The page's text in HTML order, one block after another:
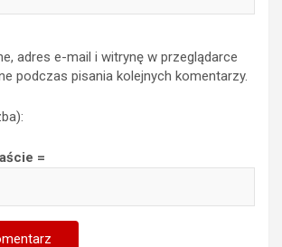
adres e-mail i witrynę w przeglądarce
podczas pisania kolejnych komentarzy.
=